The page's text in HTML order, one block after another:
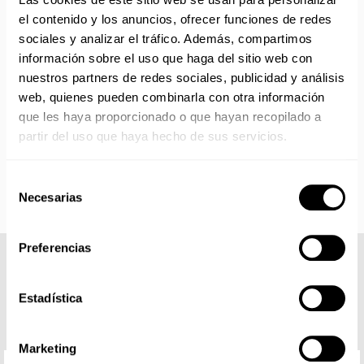
el contenido y los anuncios, ofrecer funciones de redes
sociales y analizar el tráfico. Además, compartimos
información sobre el uso que haga del sitio web con
nuestros partners de redes sociales, publicidad y análisis
web, quienes pueden combinarla con otra información
que les haya proporcionado o que hayan recopilado a
partir del uso que haya hecho de sus servicios.
Necesarias
Preferencias
Estadística
Marketing
con disponibilidad 24/48 horas.
Si adquieres productos con distinto plazo de entrega, el
pedido se envía cuando está completo.
Los productos sin disponibilidad 24 horas serán servidos a
partir de la fecha indicada en cada producto según fábrica.
IMPORTANTE PERSONALIZACIONES: EL taller de
bordados y estampados está cerrado en agosto. Se
reanudan las personalizaciones por orden de compra a
COMPLETA TU LOOK